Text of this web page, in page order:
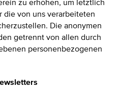
die von uns verarbeiteten
Die anonymen
getrennt von allen durch
personenbezogenen